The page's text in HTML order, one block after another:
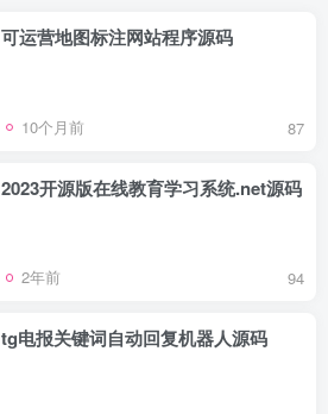
可运营地图标注网站程序源码
10个月前 87
2023开源版在线教育学习系统.net源码
2年前 94
tg电报关键词自动回复机器人源码